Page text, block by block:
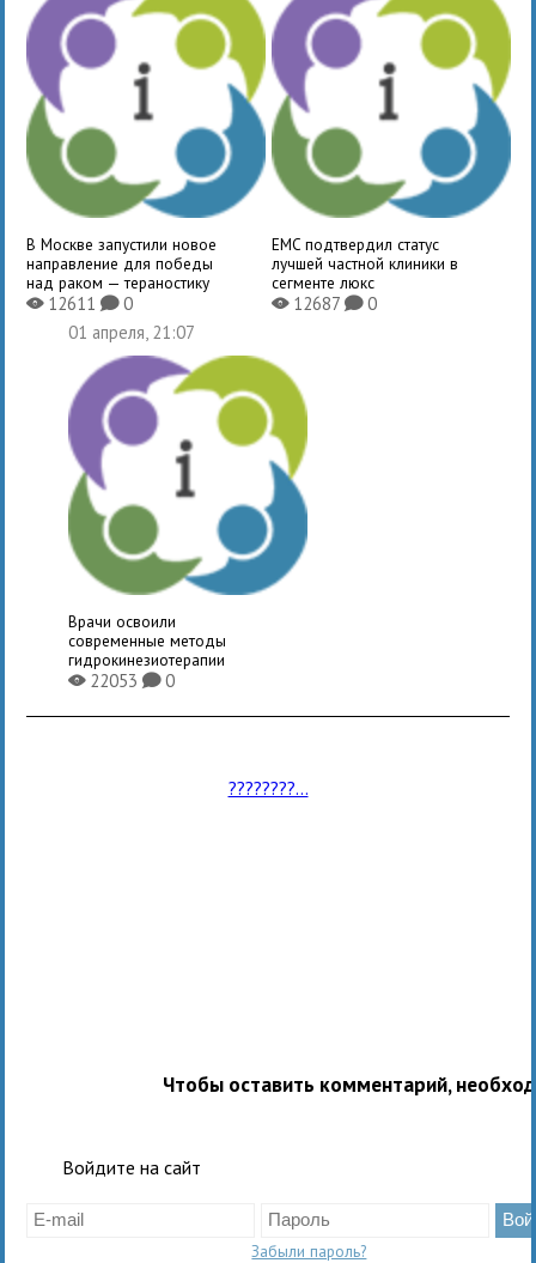
В Москве запустили новое
направление для победы
над раком — тераностику
X12611K0
EMC подтвердил статус
лучшей частной клиники в
сегменте люкс
X12687 K0
01 апреля, 21:07
Врачи освоили
современные методы
гидрокинезиотерапии
X22053K0
????????...
Чтобы оставить комментарий,
Войдите на сайт
Забыли пароль?